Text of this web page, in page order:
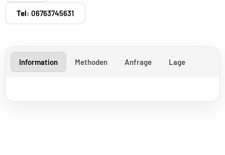
Tel: 06763745631
Information Methoden Anfrage Lage